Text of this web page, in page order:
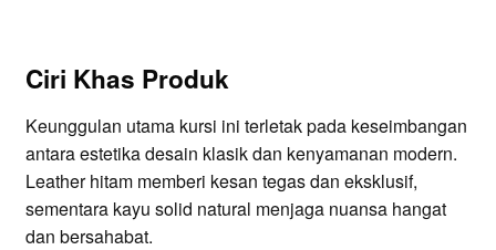
Ciri Khas Produk
Keunggulan utama kursi ini terletak pada keseimbangan
antara estetika desain klasik dan kenyamanan modern.
Leather hitam memberi kesan tegas dan eksklusif,
sementara kayu solid natural menjaga nuansa hangat
dan bersahabat.